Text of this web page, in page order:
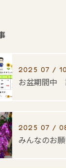
2025 07 / 10
お盆期間中
2025 07 /
みんなのお